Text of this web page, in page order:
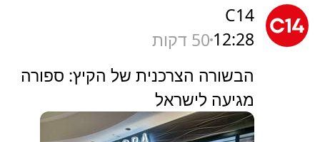
C14
12:28 50 דקות
הבשורה הצרכנית של הקיץ: ספורה
מגיעה לישראל